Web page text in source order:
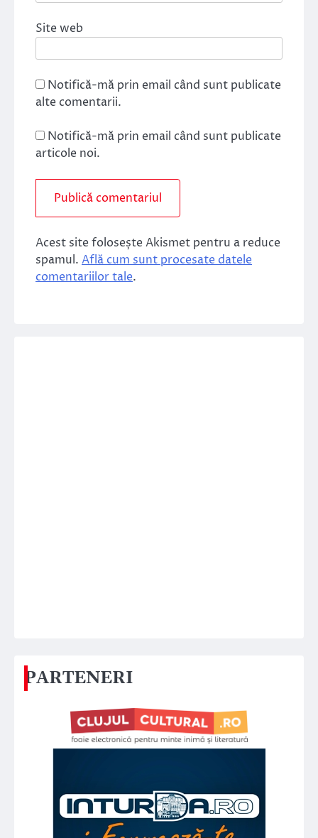
Site web
Notifică-mă prin email când sunt publicate
alte comentarii.
Notifică-mă prin email când sunt publicate
articole noi.
Acest site folosește Akismet pentru a reduce
spamul. Află cum sunt procesate datele
comentariilor tale.
PARTENERI